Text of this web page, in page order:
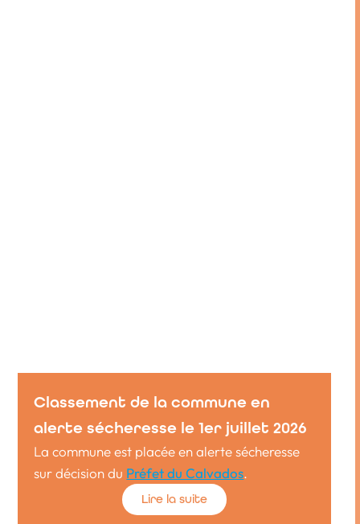
Classement de la commune en
alerte sécheresse le 1er juillet 2026
La commune est placée en alerte sécheresse
sur décision du Préfet du Calvados.
Lire la suite